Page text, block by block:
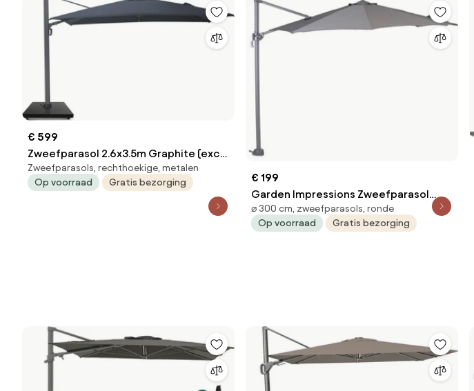
€ 599
Zweefparasol 2.6x3.5m Graphite (excl.
voet) Grijs-antraciet Camello Luna
Zweefparasols, rechthoekige, metalen
Op voorraad
Gratis bezorging
€ 199
Garden Impressions Zweefparasol
Hawaii S Ø300 - donker grijs - licht grijs
⌀ 300 cm, zweefparasols, ronde
Op voorraad
Gratis bezorging